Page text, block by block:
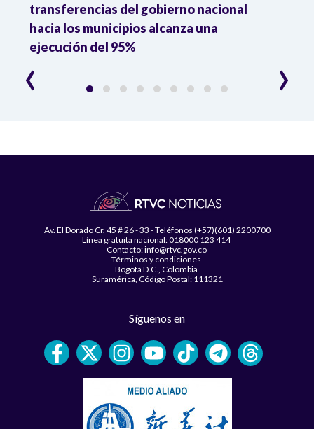
transferencias del gobierno nacional
hacia los municipios alcanza una
ejecución del 95%
‹ ›
Av. El Dorado Cr. 45 # 26 - 33 - Teléfonos (+57)(601) 2200700
Línea gratuita nacional: 018000 123 414
Contacto: info@rtvc.gov.co
Términos y condiciones
Bogotá D.C., Colombia
Suramérica, Código Postal: 111321
Síguenos en